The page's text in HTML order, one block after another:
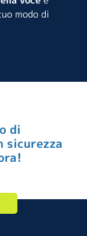
modo di
di
sicurezza